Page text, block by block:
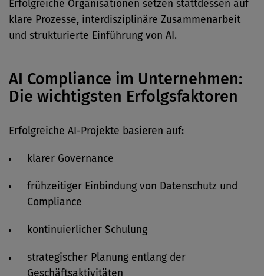
Erfolgreiche Organisationen setzen stattdessen auf
klare Prozesse, interdisziplinäre Zusammenarbeit
und strukturierte Einführung von AI.
AI Compliance im Unternehmen:
Die wichtigsten Erfolgsfaktoren
Erfolgreiche AI-Projekte basieren auf:
klarer Governance
frühzeitiger Einbindung von Datenschutz und
Compliance
kontinuierlicher Schulung
strategischer Planung entlang der
Geschäftsaktivitäten